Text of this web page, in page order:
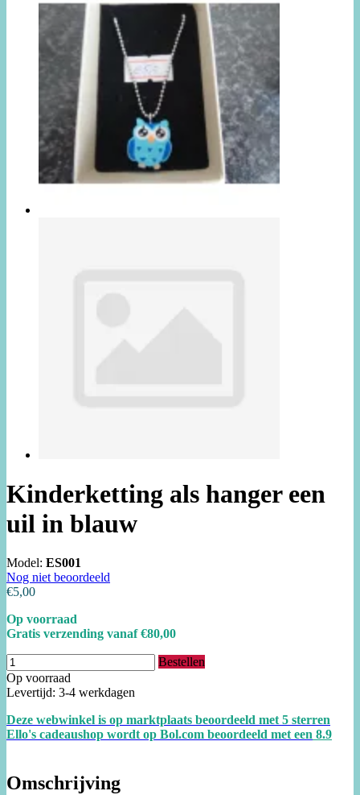
Kinderketting als hanger een
uil in blauw
Model: ES001
Nog niet beoordeeld
€5,00
Op voorraad
Gratis verzending vanaf €80,00
Bestellen
Op voorraad
Levertijd: 3-4 werkdagen
Deze webwinkel is op marktplaats beoordeeld met 5 sterren
Ello's cadeaushop wordt op Bol.com beoordeeld met een 8.9
Omschrijving